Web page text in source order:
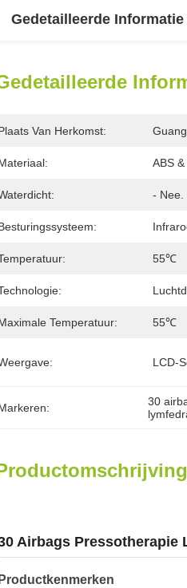
Gedetailleerde Informatie
Van Herkomst:
ABS
- Nee.
55℃
Temperatuur: 55℃
LCD-
30
Airbags Pressotherapie
Productkenmerken